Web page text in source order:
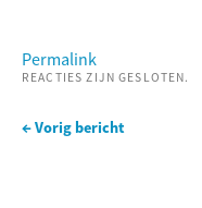
Permalink
REACTIES ZIJN GESLOTEN.
← Vorig bericht